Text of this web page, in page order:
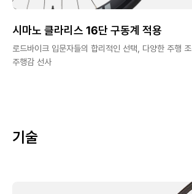
시마노 클라리스 16단 구동계 적용
로드바이크 입문자들의 합리적인 선택, 다양한 주행
주행감 선사
기술